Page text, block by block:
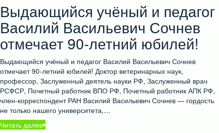
Выдающийся учёный и педагог
Василий Васильевич Сочнев
отмечает 90-летний юбилей!
Выдающийся учёный и педагог Василий Васильевич Сочнев
отмечает 90-летний юбилей! Доктор ветеринарных наук,
профессор, Заслуженный деятель науки РФ, Заслуженный врач
РСФСР, Почетный работник ВПО РФ, Почетный работник АПК РФ,
член-корреспондент РАН Василий Васильевич Сочнев — гордость
не только нашего университета,…
Читать далее